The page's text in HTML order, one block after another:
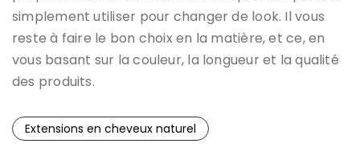
simplement utiliser pour changer de look. Il vous
reste à faire le bon choix en la matière, et ce, en
vous basant sur la couleur, la longueur et la qualité
des produits.
Extensions en cheveux naturel